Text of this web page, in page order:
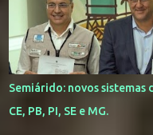
Semiárido: novos sistemas
CE, PB, PI, SE e MG.